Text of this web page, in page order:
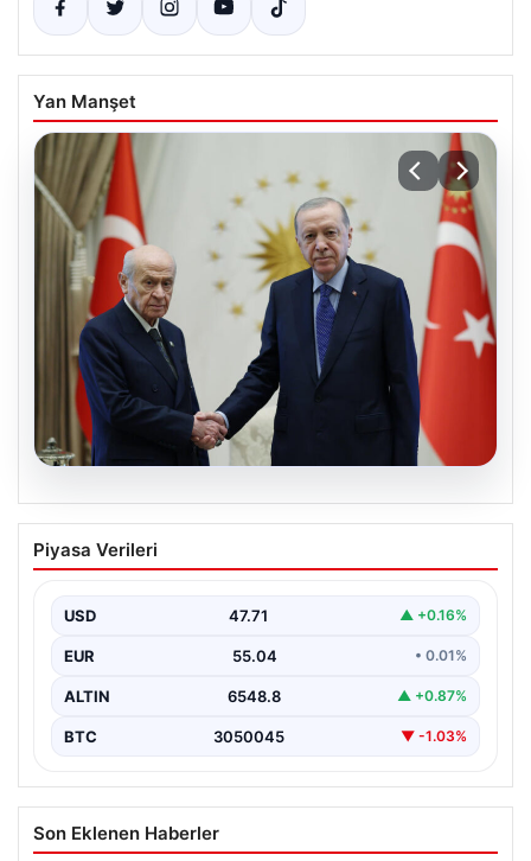
Yan Manşet
Cumhurbaşkanı Erdoğan, Devlet
Bahçeli ile görüştü
Piyasa Verileri
USD 47.71 ▲ +0.16%
EUR 55.04 • 0.01%
ALTIN 6548.8 ▲ +0.87%
BTC 3050045 ▼ -1.03%
Son Eklenen Haberler